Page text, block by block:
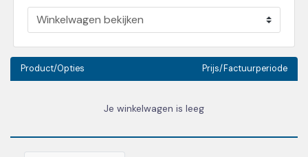
Product/Opties Prijs/Factuurperiode
Je winkelwagen is leeg